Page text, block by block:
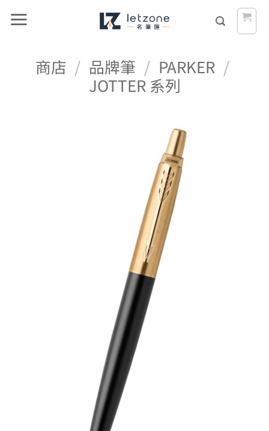
商店 / 品牌筆 / PARKER /
JOTTER 系列